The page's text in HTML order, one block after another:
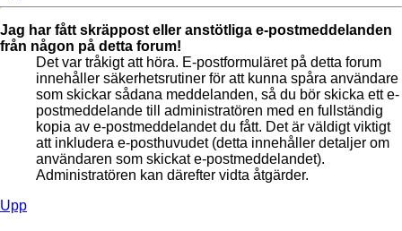
Jag har fått skräppost eller anstötliga e-postmeddelanden
från någon på detta forum!
Det var tråkigt att höra. E-postformuläret på detta forum
innehåller säkerhetsrutiner för att kunna spåra användare
som skickar sådana meddelanden, så du bör skicka ett e-
postmeddelande till administratören med en fullständig
kopia av e-postmeddelandet du fått. Det är väldigt viktigt
att inkludera e-posthuvudet (detta innehåller detaljer om
användaren som skickat e-postmeddelandet).
Administratören kan därefter vidta åtgärder.
Upp